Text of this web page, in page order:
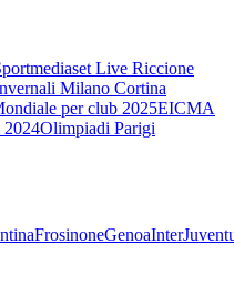
Live Riccione
Milano Cortina
per club 2025EICMA
2024Olimpiadi Parigi
FrosinoneGenoaInter